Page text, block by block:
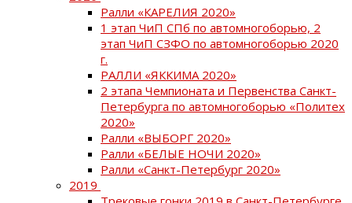
Ралли «КАРЕЛИЯ 2020»
1 этап ЧиП СПб по автомногоборью, 2
этап ЧиП СЗФО по автомногоборью 2020
г.
РАЛЛИ «ЯККИМА 2020»
2 этапа Чемпионата и Первенства Санкт-
Петербурга по автомногоборью «Политех
2020»
Ралли «ВЫБОРГ 2020»
Ралли «БЕЛЫЕ НОЧИ 2020»
Ралли «Санкт-Петербург 2020»
2019